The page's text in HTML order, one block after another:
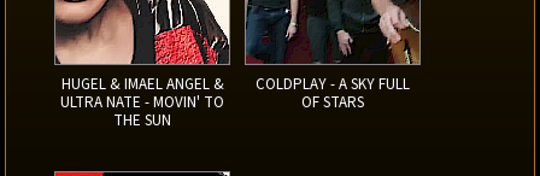
HUGEL & IMAEL ANGEL &
ULTRA NATE - MOVIN' TO
THE SUN
COLDPLAY - A SKY FULL
OF STARS